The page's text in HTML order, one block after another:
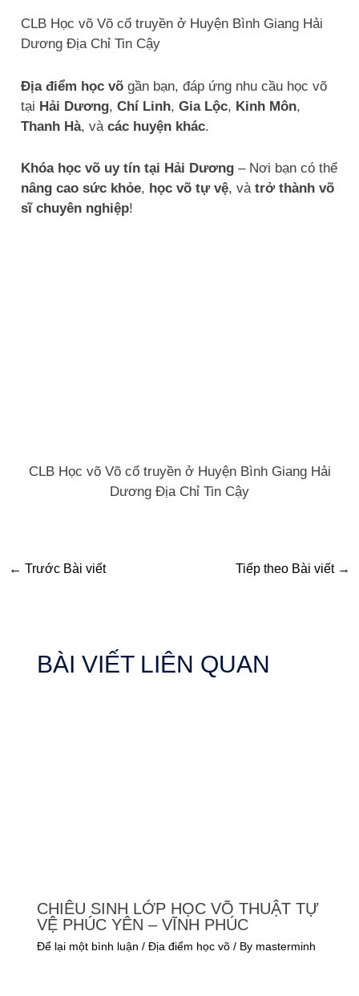
CLB Học võ Võ cổ truyền ở Huyện Bình Giang Hải
Dương Địa Chỉ Tin Cậy
Địa điểm học võ gần bạn, đáp ứng nhu cầu học võ
tại Hải Dương,Chí Linh,Gia Lộc, Kinh Môn,
Thanh Hà, vàcác huyện khác.
Khóa học võ uy tín tại Hải Dương – Nơi bạn có thể
nâng cao sức khỏe, học võ tự vệ, vàtrở thành võ
sĩ chuyên nghiệp!
CLB Học võ Võ cổ truyền ở Huyện Bình Giang Hải
Dương Địa Chỉ Tin Cậy
← Trước Bài viết Tiếp theo Bài viết →
BÀI VIẾT LIÊN QUAN
CHIÊU SINH LỚP HỌC VÕ THUẬT TỰ
VỆ PHÚC YÊN – VĨNH PHÚC
Để lại một bình luận / Địa điểm học võ/ By masterminh